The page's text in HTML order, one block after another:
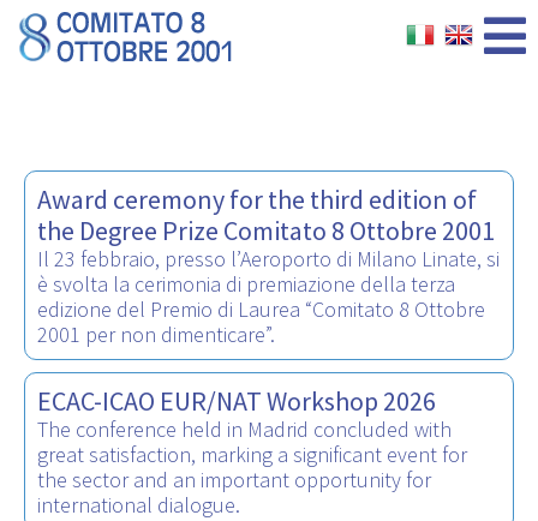
Award ceremony for the third edition of
the Degree Prize Comitato 8 Ottobre 2001
Il 23 febbraio, presso l’Aeroporto di Milano Linate, si
è svolta la cerimonia di premiazione della terza
edizione del Premio di Laurea “Comitato 8 Ottobre
2001 per non dimenticare”.
ECAC-ICAO EUR/NAT Workshop 2026
The conference held in Madrid concluded with
great satisfaction, marking a significant event for
the sector and an important opportunity for
international dialogue.